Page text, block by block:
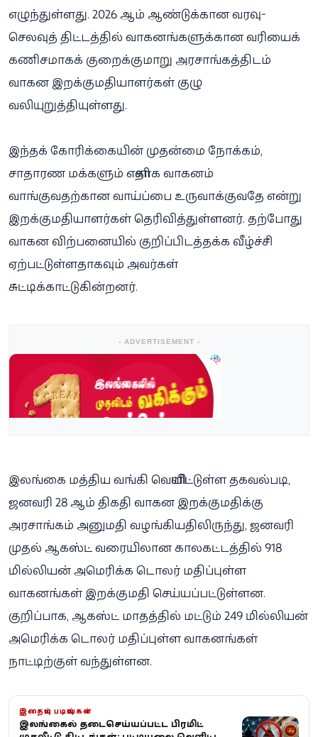
எழுந்துள்ளது. 2026 ஆம் ஆண்டுக்கான வரவு-
செலவுத் திட்டத்தில் வாகனங்களுக்கான வரியைக்
கணிசமாகக் குறைக்குமாறு அரசாங்கத்திடம்
வாகன இறக்குமதியாளர்கள் குழு
வலியுறுத்தியுள்ளது.
இந்தக் கோரிக்கையின் முதன்மை நோக்கம்,
சாதாரண மக்களும் எளிதாக வாகனம்
வாங்குவதற்கான வாய்ப்பை உருவாக்குவதே என்று
இறக்குமதியாளர்கள் தெரிவித்துள்ளனர். தற்போது
வாகன விற்பனையில் குறிப்பிடத்தக்க வீழ்ச்சி
ஏற்பட்டுள்ளதாகவும் அவர்கள்
சுட்டிக்காட்டுகின்றனர்.
- ADVERTISEMENT -
இலங்கை மத்திய வங்கி வெளியிட்டுள்ள தகவல்படி,
ஜனவரி 28 ஆம் திகதி வாகன இறக்குமதிக்கு
அரசாங்கம் அனுமதி வழங்கியதிலிருந்து, ஜனவரி
முதல் ஆகஸ்ட் வரையிலான காலகட்டத்தில் 918
மில்லியன் அமெரிக்க டொலர் மதிப்புள்ள
வாகனங்கள் இறக்குமதி செய்யப்பட்டுள்ளன.
குறிப்பாக, ஆகஸ்ட் மாதத்தில் மட்டும் 249 மில்லியன்
அமெரிக்க டொலர் மதிப்புள்ள வாகனங்கள்
நாட்டிற்குள் வந்துள்ளன.
இதையும் படியுங்கள்
இலங்கையில் தடைசெய்யப்பட்ட பிரமிட்